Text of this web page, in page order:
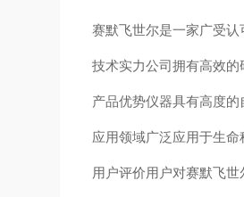
赛默飞世尔是一家广受认
技术实力公司拥有高效的
产品优势仪器具有高度的
应用领域广泛应用于生命
用户评价用户对赛默飞